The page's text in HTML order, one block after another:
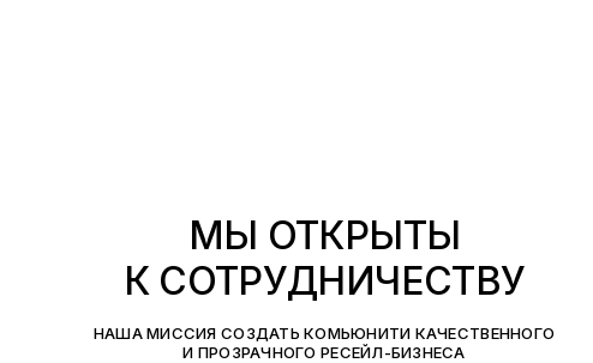
МЫ ОТКРЫТЫ
К СОТРУДНИЧЕСТВУ
НАША МИССИЯ СОЗДАТЬ КОМЬЮНИТИ КАЧЕСТВЕННОГО
И ПРОЗРАЧНОГО РЕСЕЙЛ-БИЗНЕСА